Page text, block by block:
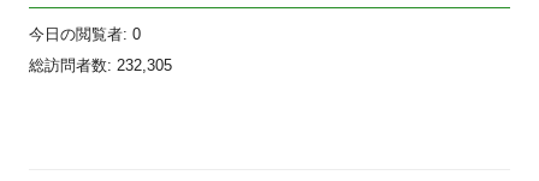
今日の閲覧者: 0
総訪問者数: 232,305